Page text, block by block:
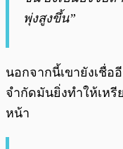
พุ่งสูงขึ้น”
นอกจากนี้เขายังเชื่อ
จำกัดมันยิ่งทำให้เห
หน้า